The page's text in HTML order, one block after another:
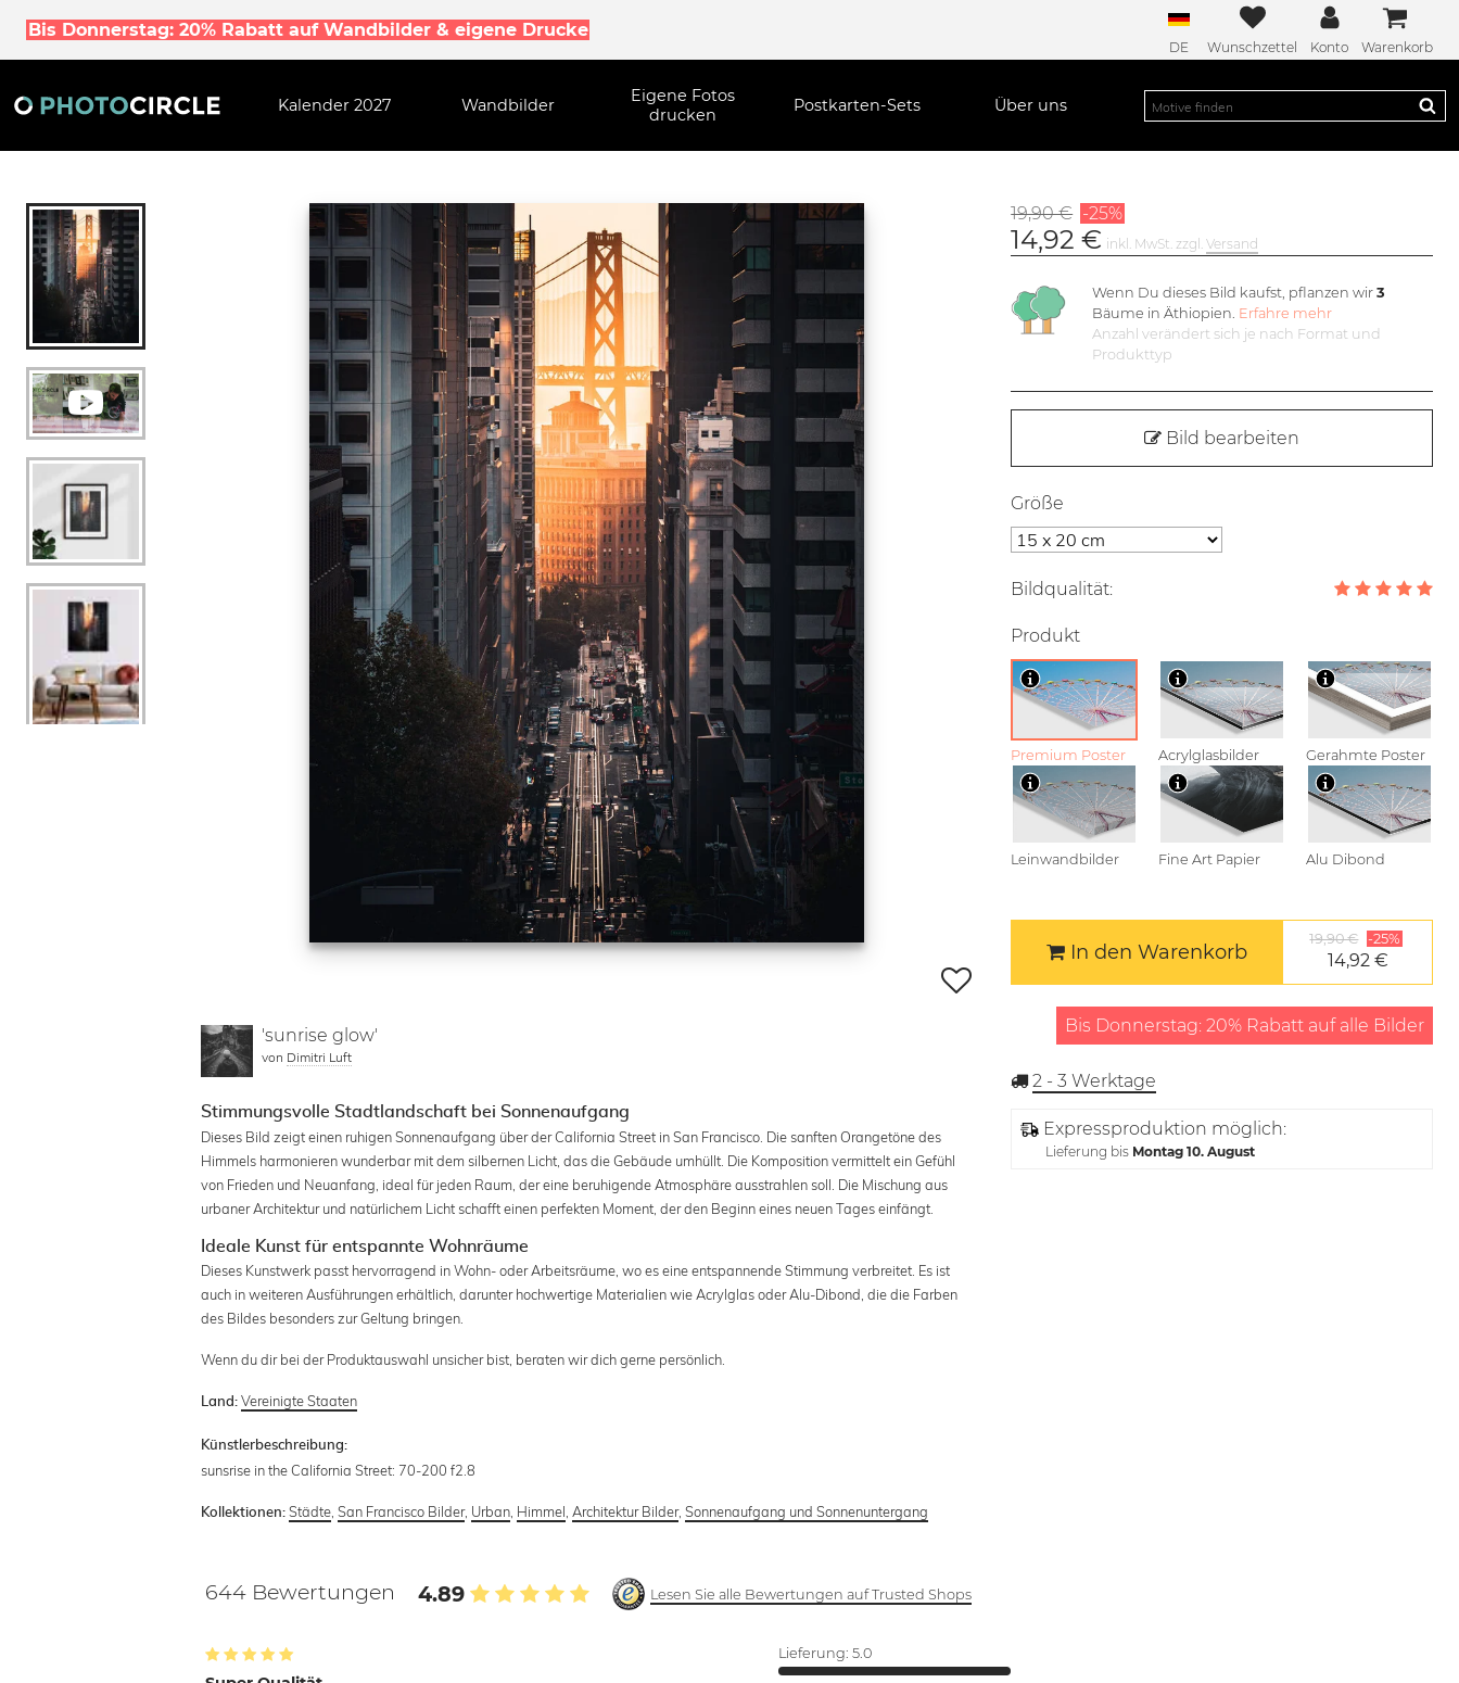
Bis Donnerstag: 20% Rabatt auf Wandbilder & eigene Drucke
DE Wunschzettel Konto Warenkorb
Kalender 2027 Wandbilder
Eigene Fotos
drucken
Postkarten-Sets Über uns
'sunrise glow'
von Dimitri Luft
Stimmungsvolle Stadtlandschaft bei Sonnenaufgang
Dieses Bild zeigt einen ruhigen Sonnenaufgang über der California Street in San Francisco. Die sanften Orangetöne des
Himmels harmonieren wunderbar mit dem silbernen Licht, das die Gebäude umhüllt. Die Komposition vermittelt ein Gefühl
von Frieden und Neuanfang, ideal für jeden Raum, der eine beruhigende Atmosphäre ausstrahlen soll. Die Mischung aus
urbaner Architektur und natürlichem Licht schafft einen perfekten Moment, der den Beginn eines neuen Tages einfängt.
Ideale Kunst für entspannte Wohnräume
Dieses Kunstwerk passt hervorragend in Wohn- oder Arbeitsräume, wo es eine entspannende Stimmung verbreitet. Es ist
auch in weiteren Ausführungen erhältlich, darunter hochwertige Materialien wie Acrylglas oder Alu-Dibond, die die Farben
des Bildes besonders zur Geltung bringen.
Wenn du dir bei der Produktauswahl unsicher bist, beraten wir dich gerne persönlich.
Land: Vereinigte Staaten
Künstlerbeschreibung:
sunsrise in the California Street: 70-200 f2.8
Kollektionen: Städte ,San Francisco Bilder, Urban Himmel Architektur Bilder,Sonnenaufgang und Sonnenuntergang
644 Bewertungen 4.89 Lesen Sie alle Bewertungen auf Trusted Shops
Lieferung: 5.0
19,90 € -25%
14,92 € inkl. MwSt. zzgl.Versand
Wenn Du dieses Bild kaufst, pflanzen wir3
Bäume in Äthiopien. Erfahre mehr
Anzahl verändert sich je nach Format und
Produkttyp
Bild bearbeiten
Größe
Bildqualität:
Produkt
Premium Poster Acrylglasbilder Gerahmte Poster
Leinwandbilder Fine Art Papier Alu Dibond
In den Warenkorb
19,90 € -25%
14,92 €
Bis Donnerstag: 20% Rabatt auf alle Bilder
2 - 3 Werktage
Expressproduktion möglich:
Lieferung bis Montag 10. August